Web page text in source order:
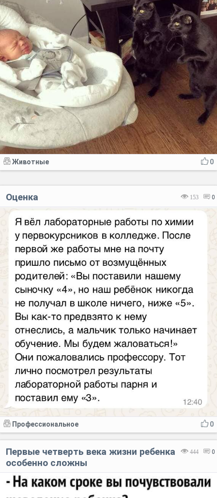
0
Животные
153 0
Оценка
0
Профессиональное
444 0
Первые четверть века жизни ребенка
особенно сложны